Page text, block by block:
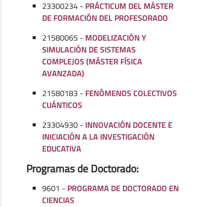
23300234 - PRÁCTICUM DEL MÁSTER
DE FORMACIÓN DEL PROFESORADO
21580065 - MODELIZACIÓN Y
SIMULACIÓN DE SISTEMAS
COMPLEJOS (MÁSTER FÍSICA
AVANZADA)
21580183 - FENÓMENOS COLECTIVOS
CUÁNTICOS
23304930 - INNOVACIÓN DOCENTE E
INICIACIÓN A LA INVESTIGACIÓN
EDUCATIVA
Programas de Doctorado:
9601 - PROGRAMA DE DOCTORADO EN
CIENCIAS